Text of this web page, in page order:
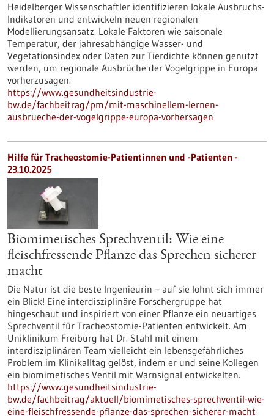
Heidelberger Wissenschaftler identifizieren lokale Ausbruchs-
Indikatoren und entwickeln neuen regionalen
Modellierungsansatz. Lokale Faktoren wie saisonale
Temperatur, der jahresabhängige Wasser- und
Vegetationsindex oder Daten zur Tierdichte können genutzt
werden, um regionale Ausbrüche der Vogelgrippe in Europa
vorherzusagen.
https://www.gesundheitsindustrie-
bw.de/fachbeitrag/pm/mit-maschinellem-lernen-
ausbrueche-der-vogelgrippe-europa-vorhersagen
Hilfe für Tracheostomie-Patientinnen und -Patienten -
23.10.2025
Biomimetisches Sprechventil: Wie eine
fleischfressende Pflanze das Sprechen sicherer
macht
Die Natur ist die beste Ingenieurin – auf sie lohnt sich immer
ein Blick! Eine interdisziplinäre Forschergruppe hat
hingeschaut und inspiriert von einer Pflanze ein neuartiges
Sprechventil für Tracheostomie-Patienten entwickelt. Am
Uniklinikum Freiburg hat Dr. Stahl mit einem
interdisziplinären Team vielleicht ein lebensgefährliches
Problem im Klinikalltag gelöst, indem er und seine Kollegen
ein biomimetisches Ventil mit Warnsignal entwickelten.
https://www.gesundheitsindustrie-
bw.de/fachbeitrag/aktuell/biomimetisches-sprechventil-wie-
eine-fleischfressende-pflanze-das-sprechen-sicherer-macht